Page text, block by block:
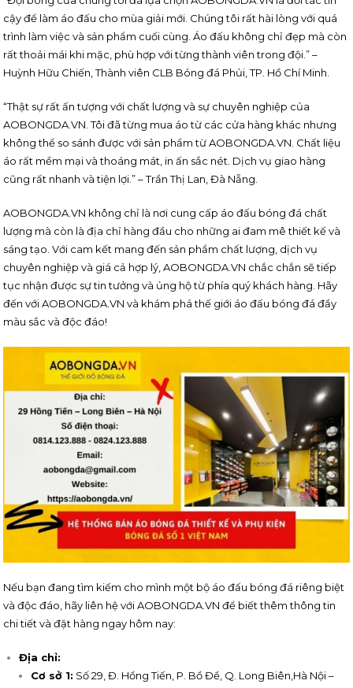
cậy để làm áo đấu cho mùa giải mới. Chúng tôi rất hài lòng với quá
trình làm việc và sản phẩm cuối cùng. Áo đấu không chỉ đẹp mà còn
rất thoải mái khi mặc, phù hợp với từng thành viên trong đội.” –
Huỳnh Hữu Chiến, Thành viên CLB Bóng đá Phủi, TP. Hồ Chí Minh.
“Thật sự rất ấn tượng với chất lượng và sự chuyên nghiệp của
AOBONGDA.VN. Tôi đã từng mua áo từ các cửa hàng khác nhưng
không thể so sánh được với sản phẩm từ AOBONGDA.VN. Chất liệu
áo rất mềm mại và thoáng mát, in ấn sắc nét. Dịch vụ giao hàng
cũng rất nhanh và tiện lợi.” – Trần Thị Lan, Đà Nẵng.
AOBONGDA.VN không chỉ là nơi cung cấp áo đấu bóng đá chất
lượng mà còn là địa chỉ hàng đầu cho những ai đam mê thiết kế và
sáng tạo. Với cam kết mang đến sản phẩm chất lượng, dịch vụ
chuyên nghiệp và giá cả hợp lý, AOBONGDA.VN chắc chắn sẽ tiếp
tục nhận được sự tin tưởng và ủng hộ từ phía quý khách hàng. Hãy
đến với AOBONGDA.VN và khám phá thế giới áo đấu bóng đá đầy
màu sắc và độc đáo!
Nếu bạn đang tìm kiếm cho mình một bộ áo đấu bóng đá riêng biệt
và độc đáo, hãy liên hệ với AOBONGDA.VN để biết thêm thông tin
chi tiết và đặt hàng ngay hôm nay:
Địa chỉ:
Cơ sở 1: Số 29, Đ. Hồng Tiến, P. Bồ Đề, Q. Long Biên,Hà Nội –